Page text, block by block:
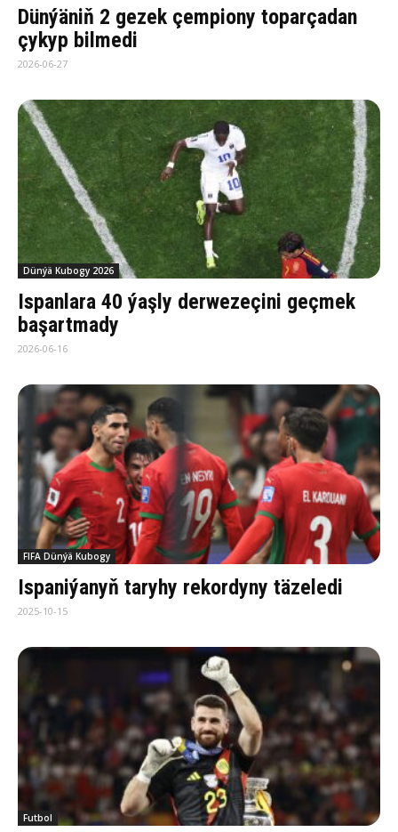
Dünýäniň 2 gezek çempiony toparçadan
çykyp bilmedi
2026-06-27
Dünýä Kubogy 2026
Ispanlara 40 ýaşly derwezeçini geçmek
başartmady
2026-06-16
FIFA Dünýä Kubogy
Ispaniýanyň taryhy rekordyny täzeledi
2025-10-15
Futbol